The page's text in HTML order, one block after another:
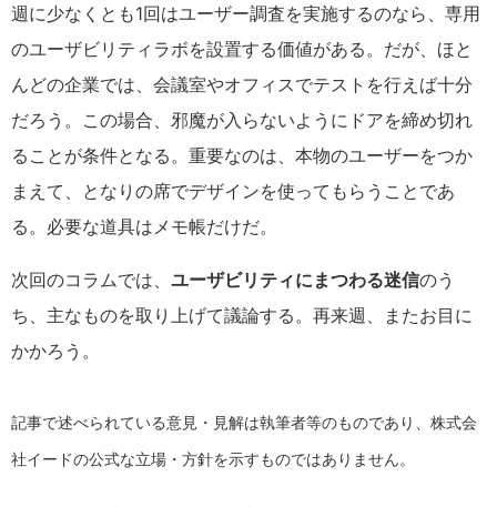
週に少なくとも1回はユーザー調査を実施するのなら、専用
のユーザビリティラボを設置する価値がある。だが、ほと
んどの企業では、会議室やオフィスでテストを行えば十分
だろう。この場合、邪魔が入らないようにドアを締め切れ
ることが条件となる。重要なのは、本物のユーザーをつか
まえて、となりの席でデザインを使ってもらうことであ
る。必要な道具はメモ帳だけだ。
次回のコラムでは、 ユーザビリティにまつわる迷信のう
ち、主なものを取り上げて議論する。再来週、またお目に
かかろう。
記事で述べられている意見・見解は執筆者等のものであり、株式会
社イードの公式な立場・方針を示すものではありません。